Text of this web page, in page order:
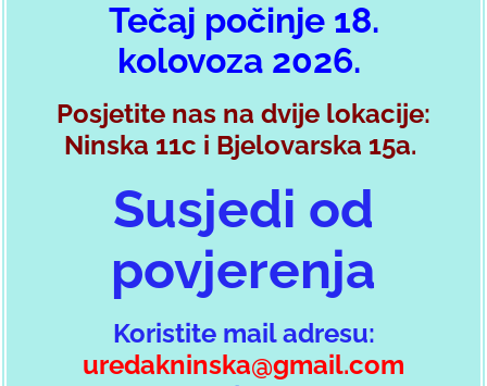
POŠALJI PORUKU
Postani član autokluba
Želim se učlaniti preko HAK forme
Tečaj počinje 18.
kolovoza 2026.
Posjetite nas na dvije lokacije:
Ninska 11c i Bjelovarska 15a.
Susjedi od
povjerenja
Koristite mail adresu:
uredakninska@gmail.com